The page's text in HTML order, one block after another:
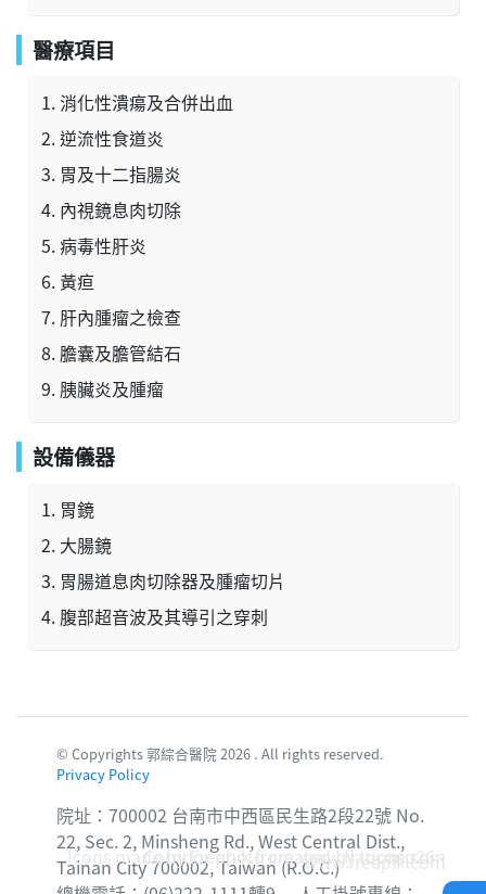
醫療項目
消化性潰瘍及合併出血
逆流性食道炎
胃及十二指腸炎
內視鏡息肉切除
病毒性肝炎
黃疸
肝內腫瘤之檢查
膽囊及膽管結石
胰臟炎及腫瘤
設備儀器
胃鏡
大腸鏡
胃腸道息肉切除器及腫瘤切片
腹部超音波及其導引之穿刺
© Copyrights 郭綜合醫院 2026 . All rights reserved.
Privacy Policy
院址：700002 台南市中西區民生路2段22號 No.
22, Sec. 2, Minsheng Rd., West Central Dist.,
Tainan City 700002, Taiwan (R.O.C.)
Icons made byFreepikfromwww.flaticon.com
Corridor photo created by topntp26 -
www.freepik.com